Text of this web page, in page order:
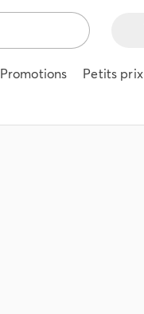
Promotions Petits prix